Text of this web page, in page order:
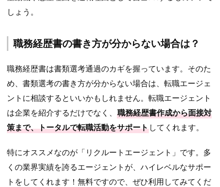
しょう。
職務経歴書の書き方が分からない場合は？
職務経歴書は書類選考通過のカギを握っています。 そのた
め、書類選考の書き方が分からない場合は、転職エージェ
ントに相談するといいかもしれません。転職エージェント
は企業を紹介するだけでなく、 職務経歴書作成から面接対
策まで、トータルで転職活動をサポート してくれます。
特にオススメなのが 「リクルートエージェント」 です。多
くの業界実績を誇るエージェントが、ハイレベルなサポー
トをしてくれます！無料ですので、ぜひ利用してみてくだ